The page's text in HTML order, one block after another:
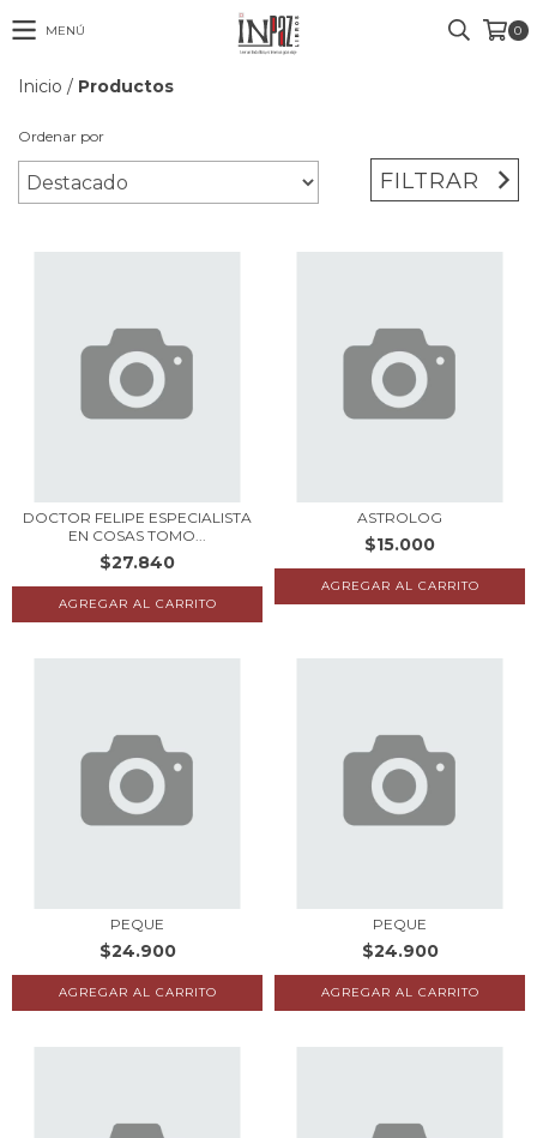
MENÚ 0
Inicio / Productos
Ordenar por
FILTRAR
DOCTOR FELIPE ESPECIALISTA
EN COSAS TOMO...
$27.840
ASTROLOG
$15.000
PEQUE
$24.900
PEQUE
$24.900